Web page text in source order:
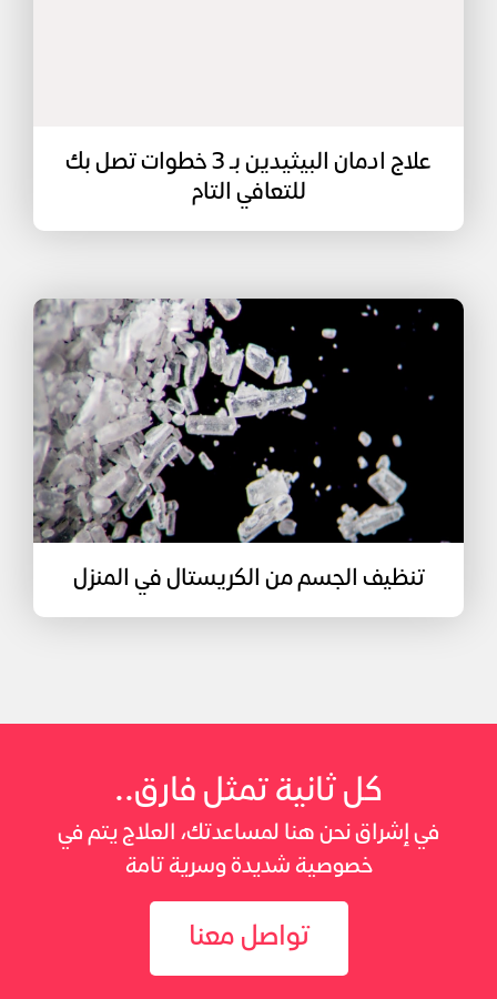
علاج ادمان البيثيدين بـ 3 خطوات تصل بك
للتعافي التام
تنظيف الجسم من الكريستال في المنزل
كل ثانية تمثل فارق..
في إشراق نحن هنا لمساعدتك، العلاج يتم في
خصوصية شديدة وسرية تامة
تواصل معنا